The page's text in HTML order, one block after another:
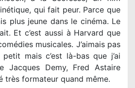
qui fait peur. Parce que
plus jeune dans le cinéma. Le
Et c’est aussi à Harvard que
musicales. J’aimais pas
mais c’est là-bas que j’ai
Jacques Demy, Fred Astaire
très formateur quand même.